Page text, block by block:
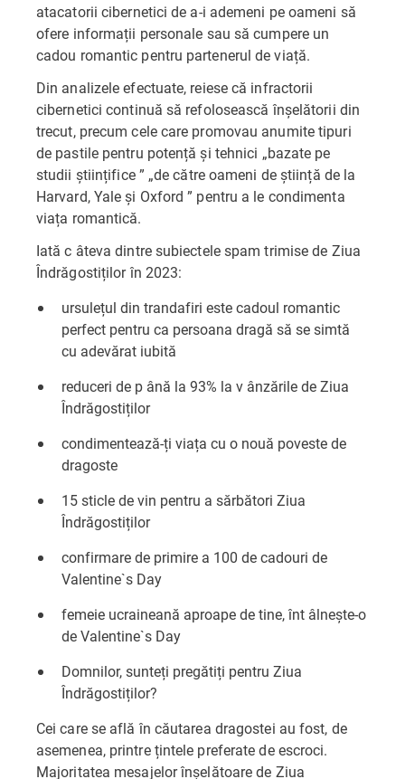
atacatorii cibernetici de a-i ademeni pe oameni să
ofere informații personale sau să cumpere un
cadou romantic pentru partenerul de viață.
Din analizele efectuate, reiese că infractorii
cibernetici continuă să refolosească înșelătorii din
trecut, precum cele care promovau anumite tipuri
de pastile pentru potență și tehnici „bazate pe
studii științifice ” „de către oameni de știință de la
Harvard, Yale și Oxford ” pentru a le condimenta
viața romantică.
Iată c âteva dintre subiectele spam trimise de Ziua
Îndrăgostiților în 2023:
ursulețul din trandafiri este cadoul romantic
perfect pentru ca persoana dragă să se simtă
cu adevărat iubită
reduceri de p ână la 93% la v ânzările de Ziua
Îndrăgostiților
condimentează-ți viața cu o nouă poveste de
dragoste
15 sticle de vin pentru a sărbători Ziua
Îndrăgostiților
confirmare de primire a 100 de cadouri de
Valentine`s Day
femeie ucraineană aproape de tine, înt âlnește-o
de Valentine`s Day
Domnilor, sunteți pregătiți pentru Ziua
Îndrăgostiților?
Cei care se află în căutarea dragostei au fost, de
asemenea, printre țintele preferate de escroci.
Majoritatea mesajelor înșelătoare de Ziua